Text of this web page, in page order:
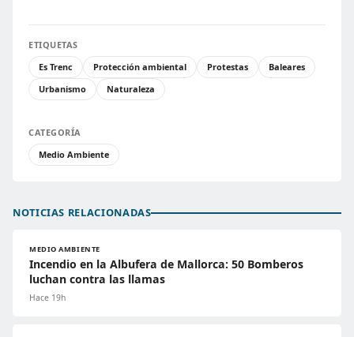
ETIQUETAS
Es Trenc
Protección ambiental Protestas
Baleares
Urbanismo
Naturaleza
CATEGORÍA
Medio Ambiente
NOTICIAS RELACIONADAS
MEDIO AMBIENTE
Incendio en la Albufera de Mallorca: 50 Bomberos
luchan contra las llamas
Hace 19h